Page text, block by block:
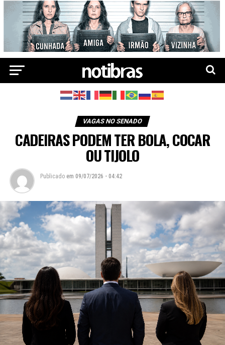
VAGAS NO SENADO
CADEIRAS PODEM TER BOLA, COCAR
OU TIJOLO
Publicado em 09/07/2026 - 04:42